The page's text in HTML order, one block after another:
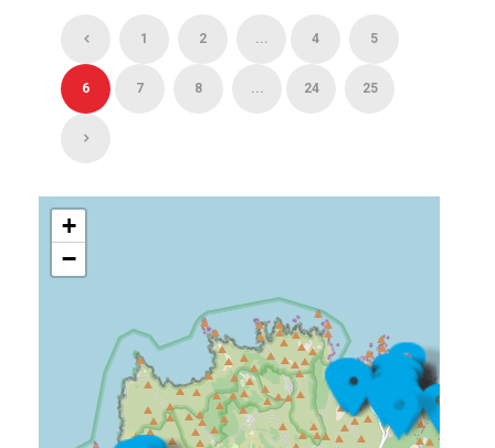
1 2 ... 4 5
6 7 8 ... 24 25
+
−